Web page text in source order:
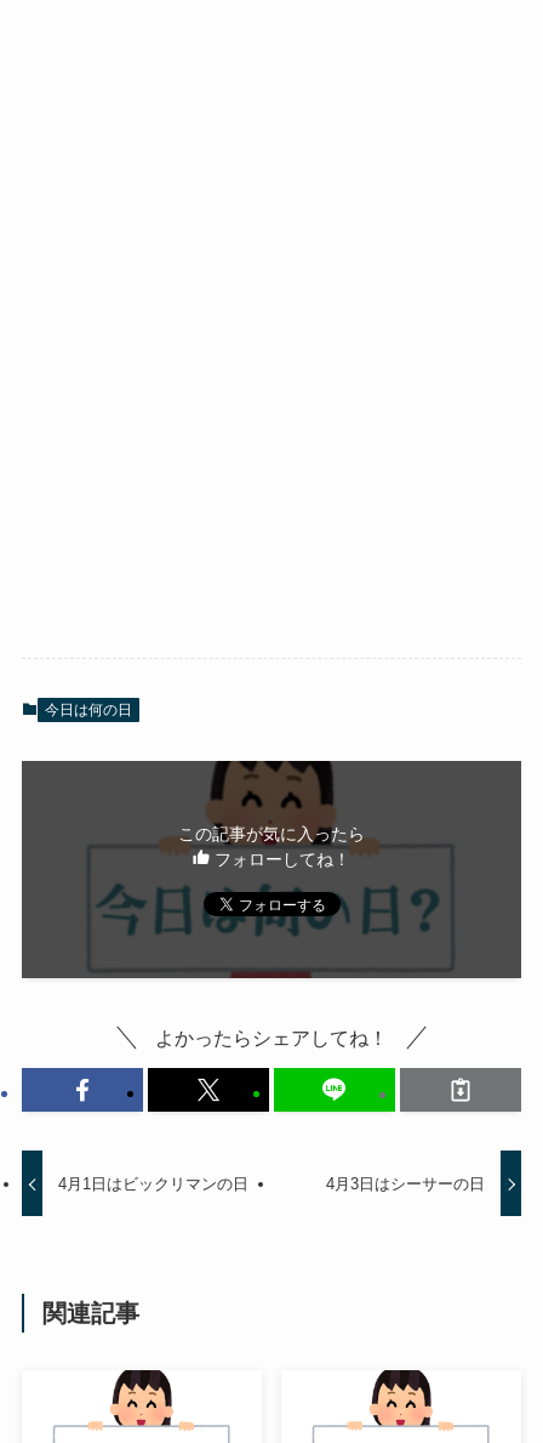
今日は何の日
この記事が気に入ったら
フォローしてね！
よかったらシェアしてね！
4月1日はビックリマンの日 4月3日はシーサーの日
関連記事